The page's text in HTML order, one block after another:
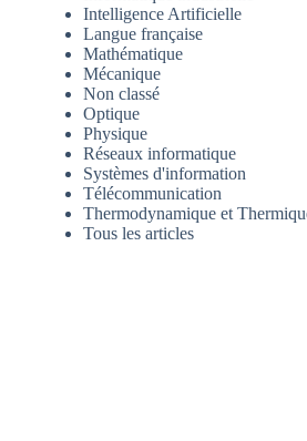
Intelligence Artificielle
Langue française
Mathématique
Mécanique
Non classé
Optique
Physique
Réseaux informatique
Systèmes d'information
Télécommunication
Thermodynamique et
Tous les articles